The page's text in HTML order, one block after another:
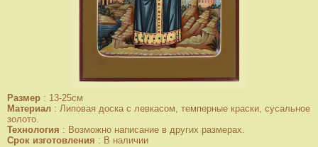
Размер : 13-25см
Материал : Липовая доска с левкасом, темперные краски, сусальное
золото.
Технология : Возможно написание в других размерах.
Срок изготовления : В наличии